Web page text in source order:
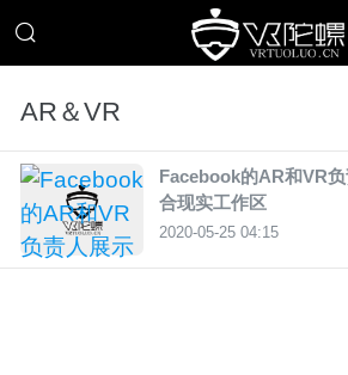
AR＆VR
Facebook的AR和VR
合现实工作区
2020-05-25 04:15